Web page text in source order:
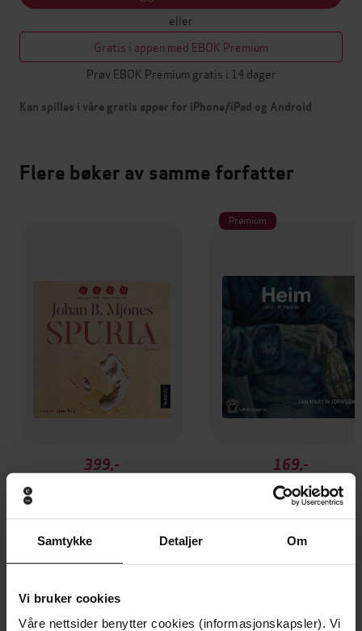
Samtykke Detaljer Om
Vi bruker cookies
Våre nettsider benytter cookies (informasjonskapsler). Vi
eller
Gratis i appen med EBOK Premium
Prøv EBOK Premium gratis i 14 dager
Kan spilles i våre gratis apper for iPhone/iPad og Android
Flere bøker av samme forfatter
399,-
Premium
169,-
Heim
Johan B. Mjønes
Andre har også kjøpt